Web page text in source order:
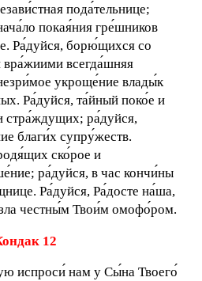
пода́тельнице;
покая́ния гре́шников
Ра́дуйся, борю́щихся со
вра́жиими всегда́шняя
укроще́ние влады́к
Ра́дуйся, та́йный поко́е и
стра́ждущих; ра́дуйся,
благи́х супру́жеств.
ско́рое и
ра́дуйся, в час кончи́ны
Ра́дуйся, Ра́досте на́ша,
честны́м Твои́м омофо́ром.
12
испроси́ нам у Сы́на Твоего́